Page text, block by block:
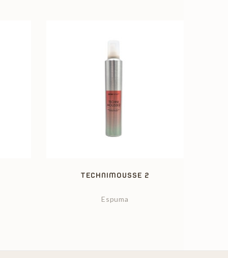
TECHNIMOUSSE 2
Espuma